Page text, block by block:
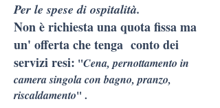
Per le spese di ospitalità.
Non è richiesta una quota fissa ma
un' offerta che tenga conto dei
servizi resi: "Cena, pernottamento in
camera singola con bagno, pranzo,
riscaldamento" .